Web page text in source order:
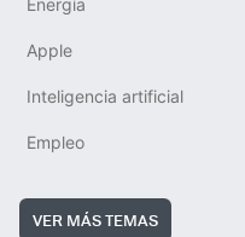
Energía
Apple
Inteligencia artificial
Empleo
VER MÁS TEMAS